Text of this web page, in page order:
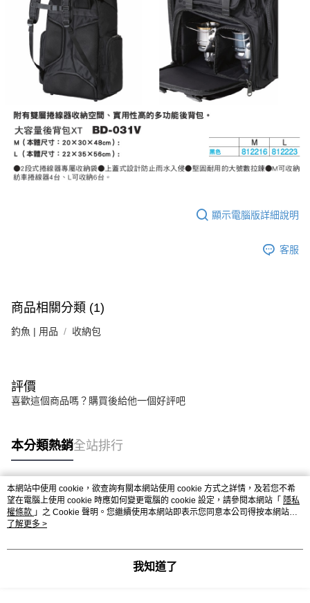
顯示電腦版詳細說明
客服
商品相關分類 (1)
釣魚 | 用品 收納包
評價
喜歡這個商品嗎？購買後給他一個好評吧
本分類熱銷全站排行
熱門標籤
本網站中使用 cookie，欲查詢有關本網站使用 cookie 方式之詳情，及若您不希
望在電腦上使用 cookie 時應如何變更電腦的 cookie 設定，請參閱本網站「 隱私
權條款 」之 Cookie 聲明。您繼續使用本網站即表示您同意本公司得按本網站使
用條款之 Cookie 聲明使用 cookie。
了解更多 >
我知道了